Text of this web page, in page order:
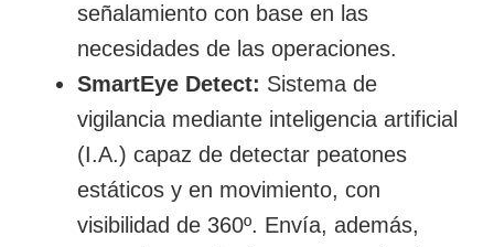
señalamiento con base en las
necesidades de las operaciones.
SmartEye Detect: Sistema de
vigilancia mediante inteligencia artificial
(I.A.) capaz de detectar peatones
estáticos y en movimiento, con
visibilidad de 360º. Envía, además,